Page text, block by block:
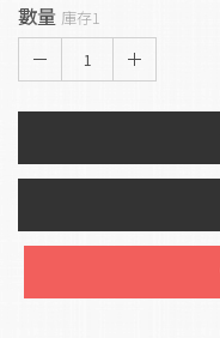
數量 庫存1
1